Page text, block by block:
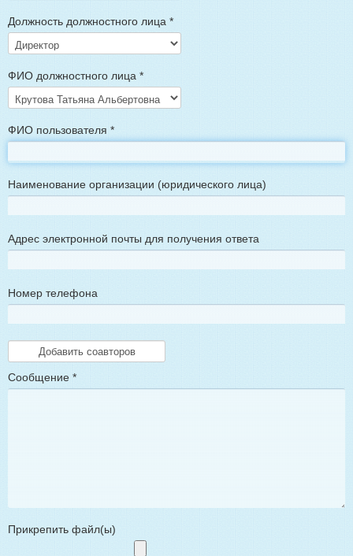
Должность должностного лица *
ФИО должностного лица *
ФИО пользователя *
Наименование организации (юридического лица)
Адрес электронной почты для получения ответа
Номер телефона
Сообщение *
Прикрепить файл(ы)